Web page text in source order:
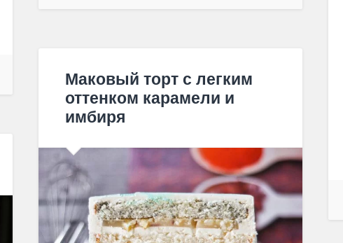
Маковый торт с легким
оттенком карамели и
имбиря